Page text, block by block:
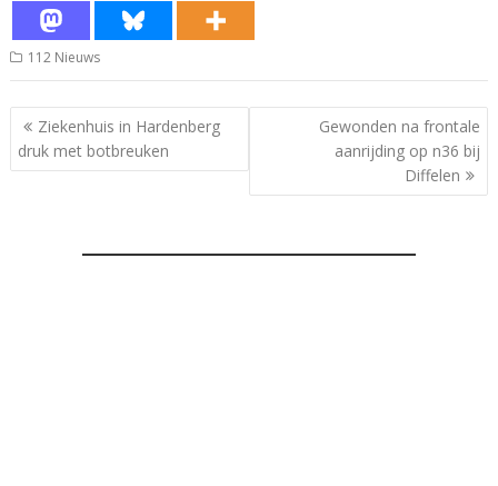
112 Nieuws
Bericht
navigatie
Ziekenhuis in Hardenberg
druk met botbreuken
Gewonden na frontale
aanrijding op n36 bij
Diffelen